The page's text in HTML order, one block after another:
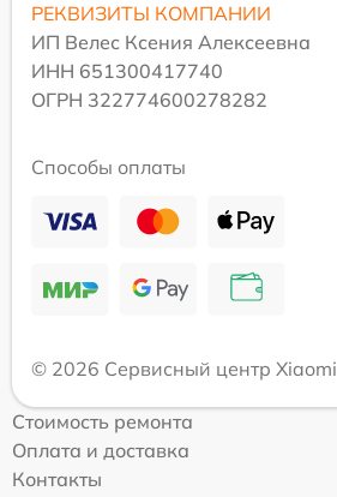
РЕКВИЗИТЫ КОМПАНИИ
ИП Велес Ксения Алексеевна
ИНН 651300417740
ОГРН 322774600278282
Способы оплаты
© 2026 Сервисный центр Xiaomi
Стоимость ремонта
Оплата и доставка
Контакты